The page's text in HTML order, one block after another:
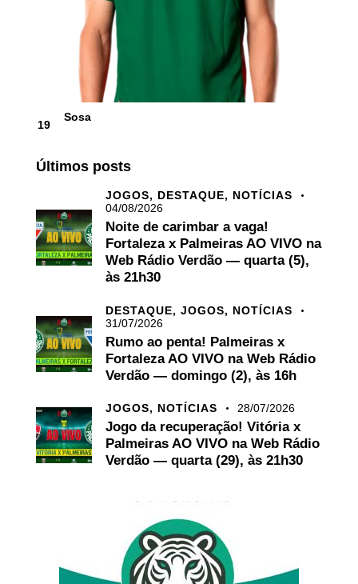
19
Sosa
Últimos posts
JOGOS, DESTAQUE, NOTÍCIAS
04/08/2026
Noite de carimbar a vaga!
Fortaleza x Palmeiras AO VIVO na
Web Rádio Verdão — quarta (5),
às 21h30
DESTAQUE, JOGOS, NOTÍCIAS
31/07/2026
Rumo ao penta! Palmeiras x
Fortaleza AO VIVO na Web Rádio
Verdão — domingo (2), às 16h
JOGOS, NOTÍCIAS 28/07/2026
Jogo da recuperação! Vitória x
Palmeiras AO VIVO na Web Rádio
Verdão — quarta (29), às 21h30